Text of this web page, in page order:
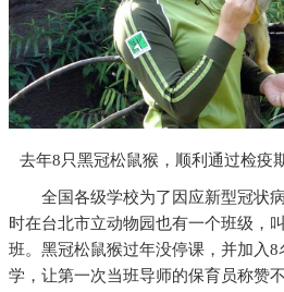
去年8只黑冠松鼠猴，顺利通过检疫
全国各级学校为了因应新型冠状
时在台北市立动物园也有一个班级，
班。黑冠松鼠猴过年没停课，并加入8
学，让第一次当班导师的保育员称赞